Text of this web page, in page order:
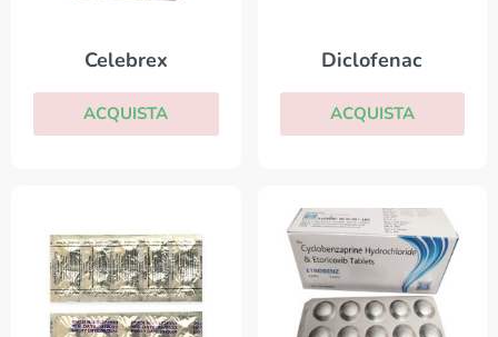
Celebrex
ACQUISTA
Diclofenac
ACQUISTA